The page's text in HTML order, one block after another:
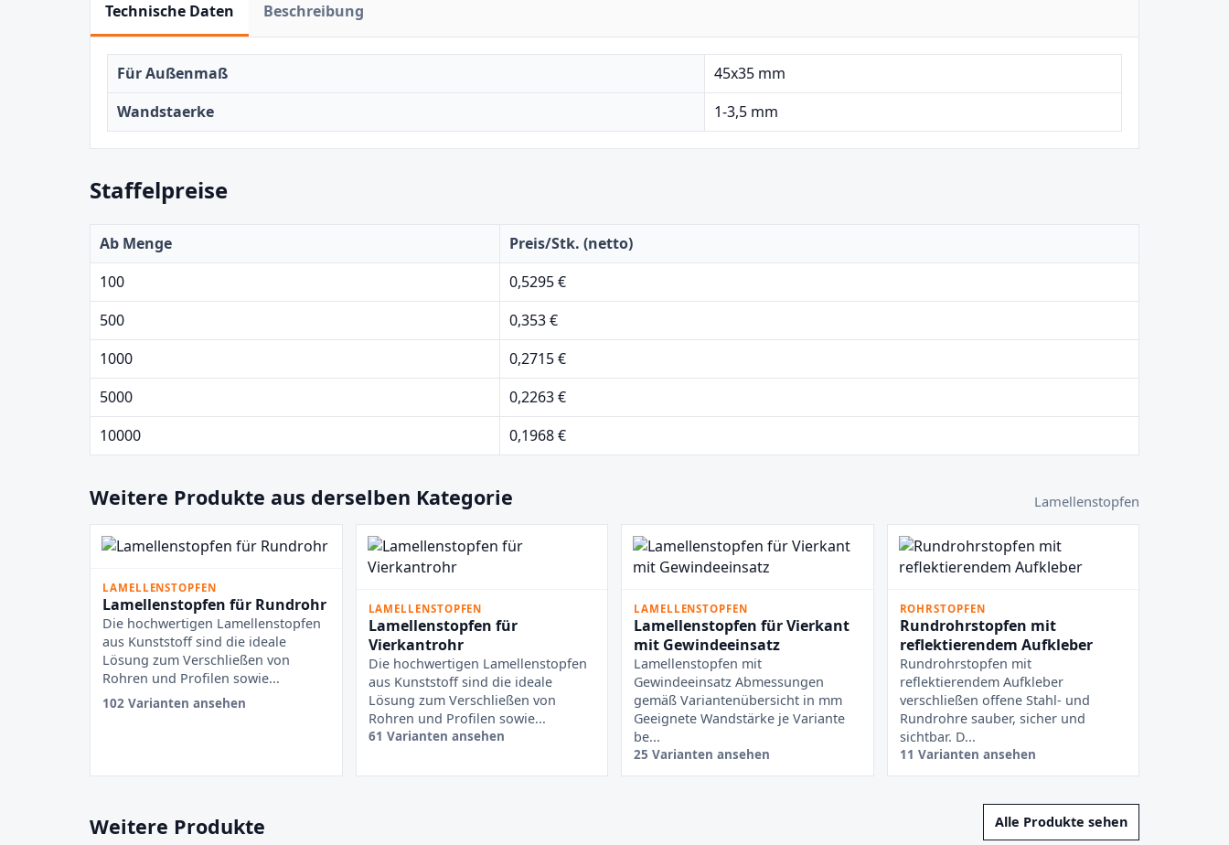
Technische Daten Beschreibung
Für Außenmaß
45x35 mm
Wandstaerke
1-3,5 mm
Staffelpreise
Ab Menge
Preis/Stk. (netto)
100
0,5295 €
500
0,353 €
1000
0,2715 €
5000
0,2263 €
10000
0,1968 €
Weitere Produkte aus derselben Kategorie Lamellenstopfen
LAMELLENSTOPFEN
Lamellenstopfen für Rundrohr
Die hochwertigen Lamellenstopfen
aus Kunststoff sind die ideale
Lösung zum Verschließen von
Rohren und Profilen sowie...
102 Varianten ansehen
LAMELLENSTOPFEN
Lamellenstopfen für
Vierkantrohr
Die hochwertigen Lamellenstopfen
aus Kunststoff sind die ideale
Lösung zum Verschließen von
Rohren und Profilen sowie...
61 Varianten ansehen
LAMELLENSTOPFEN
Lamellenstopfen für Vierkant
mit Gewindeeinsatz
Lamellenstopfen mit
Gewindeeinsatz Abmessungen
gemäß Variantenübersicht in mm
Geeignete Wandstärke je Variante
be...
25 Varianten ansehen
ROHRSTOPFEN
Rundrohrstopfen mit
reflektierendem Aufkleber
Rundrohrstopfen mit
reflektierendem Aufkleber
verschließen offene Stahl- und
Rundrohre sauber, sicher und
sichtbar. D...
11 Varianten ansehen
Weitere Produkte Alle Produkte sehen